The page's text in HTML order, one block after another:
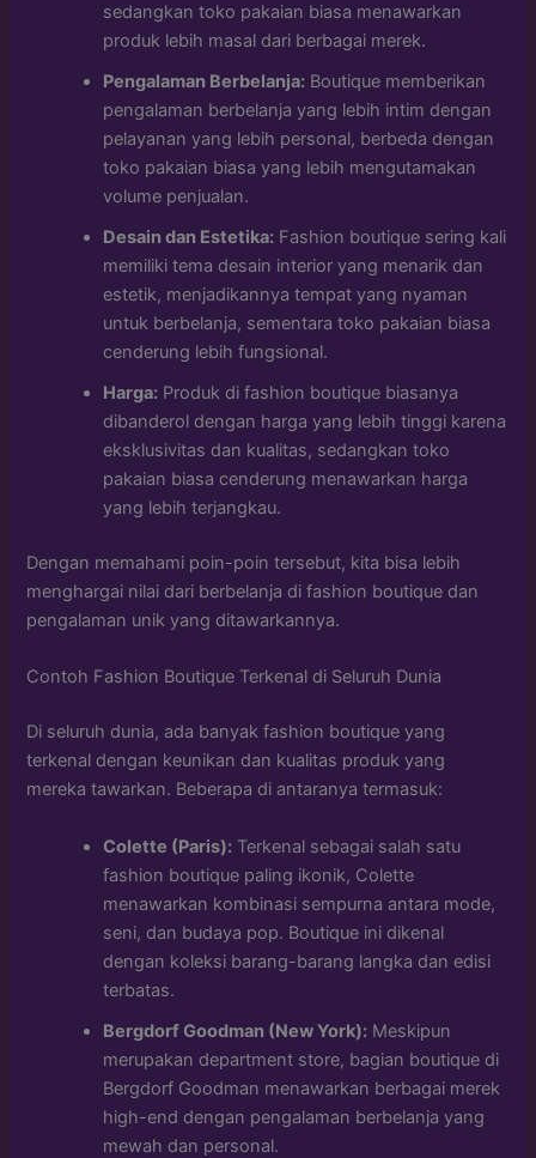
sedangkan toko pakaian biasa menawarkan
produk lebih masal dari berbagai merek.
Pengalaman Berbelanja: Boutique memberikan
pengalaman berbelanja yang lebih intim dengan
pelayanan yang lebih personal, berbeda dengan
toko pakaian biasa yang lebih mengutamakan
volume penjualan.
Desain dan Estetika: Fashion boutique sering kali
memiliki tema desain interior yang menarik dan
estetik, menjadikannya tempat yang nyaman
untuk berbelanja, sementara toko pakaian biasa
cenderung lebih fungsional.
Harga: Produk di fashion boutique biasanya
dibanderol dengan harga yang lebih tinggi karena
eksklusivitas dan kualitas, sedangkan toko
pakaian biasa cenderung menawarkan harga
yang lebih terjangkau.
Dengan memahami poin-poin tersebut, kita bisa lebih
menghargai nilai dari berbelanja di fashion boutique dan
pengalaman unik yang ditawarkannya.
Contoh Fashion Boutique Terkenal di Seluruh Dunia
Di seluruh dunia, ada banyak fashion boutique yang
terkenal dengan keunikan dan kualitas produk yang
mereka tawarkan. Beberapa di antaranya termasuk:
Colette (Paris): Terkenal sebagai salah satu
fashion boutique paling ikonik, Colette
menawarkan kombinasi sempurna antara mode,
seni, dan budaya pop. Boutique ini dikenal
dengan koleksi barang-barang langka dan edisi
terbatas.
Bergdorf Goodman (New York): Meskipun
merupakan department store, bagian boutique di
Bergdorf Goodman menawarkan berbagai merek
high-end dengan pengalaman berbelanja yang
mewah dan personal.